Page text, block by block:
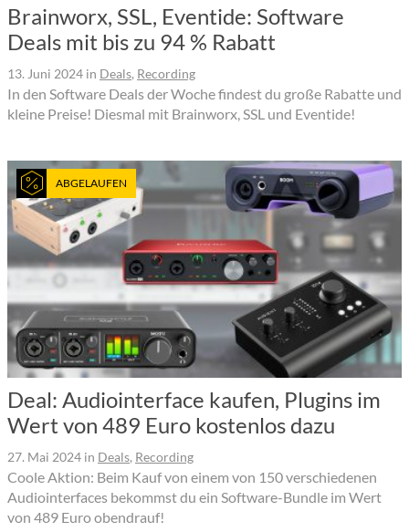
Brainworx, SSL, Eventide: Software
Deals mit bis zu 94 % Rabatt
13. Juni 2024 in Deals, Recording
In den Software Deals der Woche findest du große Rabatte und
kleine Preise! Diesmal mit Brainworx, SSL und Eventide!
ABGELAUFEN
Deal: Audiointerface kaufen, Plugins im
Wert von 489 Euro kostenlos dazu
27. Mai 2024 in Deals, Recording
Coole Aktion: Beim Kauf von einem von 150 verschiedenen
Audiointerfaces bekommst du ein Software-Bundle im Wert
von 489 Euro obendrauf!